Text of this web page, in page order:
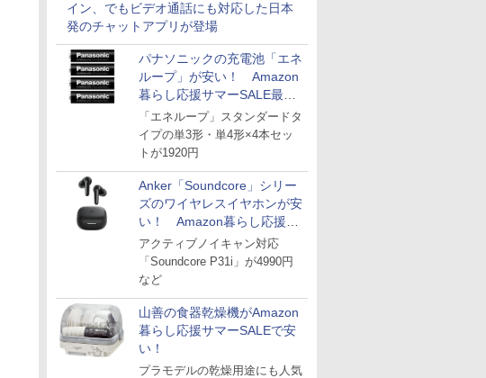
イン、でもビデオ通話にも対応した日本
発のチャットアプリが登場
パナソニックの充電池「エネ
ループ」が安い！ Amazon
暮らし応援サマーSALE最終
日
「エネループ」スタンダードタ
イプの単3形・単4形×4本セッ
トが1920円
Anker「Soundcore」シリー
ズのワイヤレスイヤホンが安
い！ Amazon暮らし応援サ
マーSALE
アクティブノイキャン対応
「Soundcore P31i」が4990円
など
山善の食器乾燥機がAmazon
暮らし応援サマーSALEで安
い！
プラモデルの乾燥用途にも人気